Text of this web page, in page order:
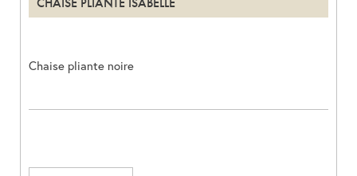
Chaise pliante noire